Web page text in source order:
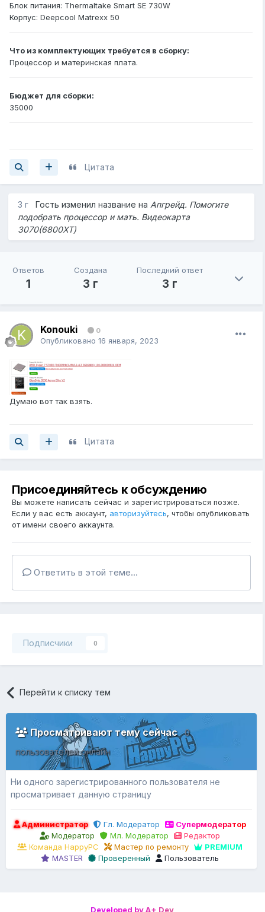
Блок питания: Thermaltake Smart SE 730W
Корпус: Deepcool Matrexx 50
Что из комплектующих требуется в сборку:
Процессор и материнская плата.
Бюджет для сборки:
35000
Цитата
3 г Гость изменил название на Апгрейд. Помогите
подобрать процессор и мать. Видеокарта
3070(6800XT)
Ответов
1
Создана
3 г
Последний ответ
3 г
Konouki 0
Опубликовано 16 января, 2023
Думаю вот так взять.
Цитата
Присоединяйтесь к обсуждению
Вы можете написать сейчас и зарегистрироваться позже.
Если у вас есть аккаунт, авторизуйтесь, чтобы опубликовать
от имени своего аккаунта.
Ответить в этой теме...
Подписчики 0
Перейти к списку тем
Просматривают тему сейчас0
пользователей онлайн
Ни одного зарегистрированного пользователя не
просматривает данную страницу
Администратор Гл. Модератор
Супермодератор
Модератор
Мл. Модератор
Редактор
Команда HappyPC
Мастер по ремонту
PREMIUM
MASTER
Проверенный Пользователь
Developed by A+ Dev